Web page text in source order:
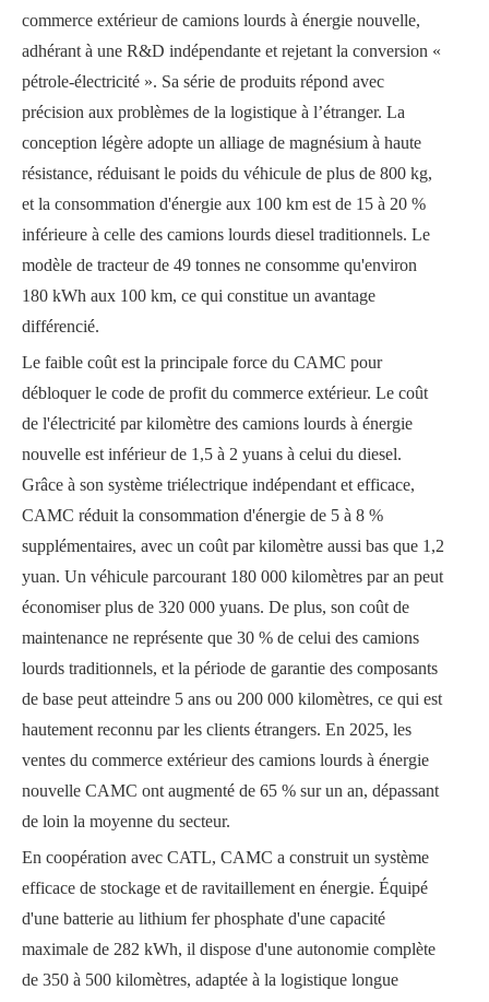
commerce extérieur de camions lourds à énergie nouvelle,
adhérant à une R&D indépendante et rejetant la conversion «
pétrole-électricité ». Sa série de produits répond avec
précision aux problèmes de la logistique à l’étranger. La
conception légère adopte un alliage de magnésium à haute
résistance, réduisant le poids du véhicule de plus de 800 kg,
et la consommation d'énergie aux 100 km est de 15 à 20 %
inférieure à celle des camions lourds diesel traditionnels. Le
modèle de tracteur de 49 tonnes ne consomme qu'environ
180 kWh aux 100 km, ce qui constitue un avantage
différencié.
Le faible coût est la principale force du CAMC pour
débloquer le code de profit du commerce extérieur. Le coût
de l'électricité par kilomètre des camions lourds à énergie
nouvelle est inférieur de 1,5 à 2 yuans à celui du diesel.
Grâce à son système triélectrique indépendant et efficace,
CAMC réduit la consommation d'énergie de 5 à 8 %
supplémentaires, avec un coût par kilomètre aussi bas que 1,2
yuan. Un véhicule parcourant 180 000 kilomètres par an peut
économiser plus de 320 000 yuans. De plus, son coût de
maintenance ne représente que 30 % de celui des camions
lourds traditionnels, et la période de garantie des composants
de base peut atteindre 5 ans ou 200 000 kilomètres, ce qui est
hautement reconnu par les clients étrangers. En 2025, les
ventes du commerce extérieur des camions lourds à énergie
nouvelle CAMC ont augmenté de 65 % sur un an, dépassant
de loin la moyenne du secteur.
En coopération avec CATL, CAMC a construit un système
efficace de stockage et de ravitaillement en énergie. Équipé
d'une batterie au lithium fer phosphate d'une capacité
maximale de 282 kWh, il dispose d'une autonomie complète
de 350 à 500 kilomètres, adaptée à la logistique longue